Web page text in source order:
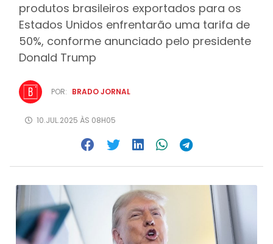
produtos brasileiros exportados para os
Estados Unidos enfrentarão uma tarifa de
50%, conforme anunciado pelo presidente
Donald Trump
POR: BRADO JORNAL
10.JUL.2025 ÀS 08H05